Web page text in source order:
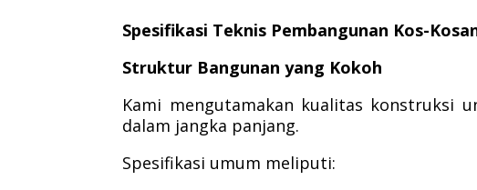
Spesifikasi Teknis Pembangunan Kos-
Struktur Bangunan yang Kokoh
Kami mengutamakan kualitas konstruksi
dalam jangka panjang.
Spesifikasi umum meliputi: